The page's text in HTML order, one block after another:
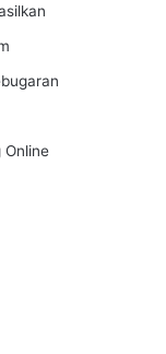
Online